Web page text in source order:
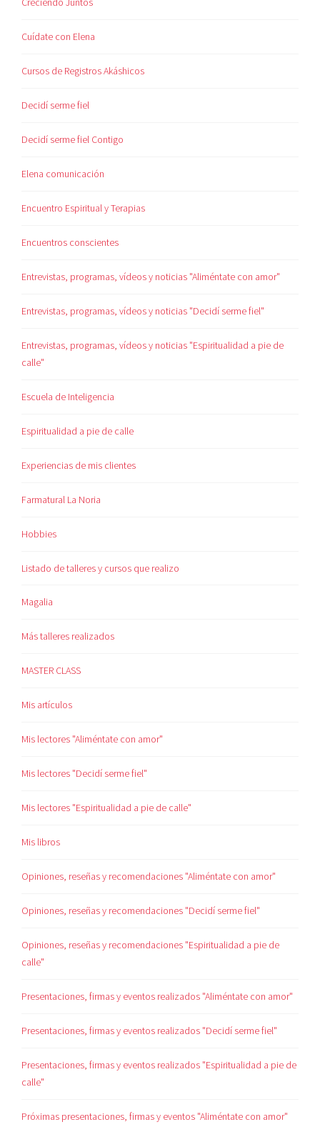
Cuídate con Elena
Cursos de Registros Akáshicos
Decidí serme fiel
Decidí serme fiel Contigo
Elena comunicación
Encuentro Espiritual y Terapias
Encuentros conscientes
Entrevistas, programas, vídeos y noticias "Aliméntate con amor"
Entrevistas, programas, vídeos y noticias "Decidí serme fiel"
Entrevistas, programas, vídeos y noticias "Espiritualidad a pie de
calle"
Escuela de Inteligencia
Espiritualidad a pie de calle
Experiencias de mis clientes
Farmatural La Noria
Hobbies
Listado de talleres y cursos que realizo
Magalia
Más talleres realizados
MASTER CLASS
Mis artículos
Mis lectores "Aliméntate con amor"
Mis lectores "Decidí serme fiel"
Mis lectores "Espiritualidad a pie de calle"
Mis libros
Opiniones, reseñas y recomendaciones "Aliméntate con amor"
Opiniones, reseñas y recomendaciones "Decidí serme fiel"
Opiniones, reseñas y recomendaciones "Espiritualidad a pie de
calle"
Presentaciones, firmas y eventos realizados "Aliméntate con amor"
Presentaciones, firmas y eventos realizados "Decidí serme fiel"
Presentaciones, firmas y eventos realizados "Espiritualidad a pie de
calle"
Próximas presentaciones, firmas y eventos "Aliméntate con amor"